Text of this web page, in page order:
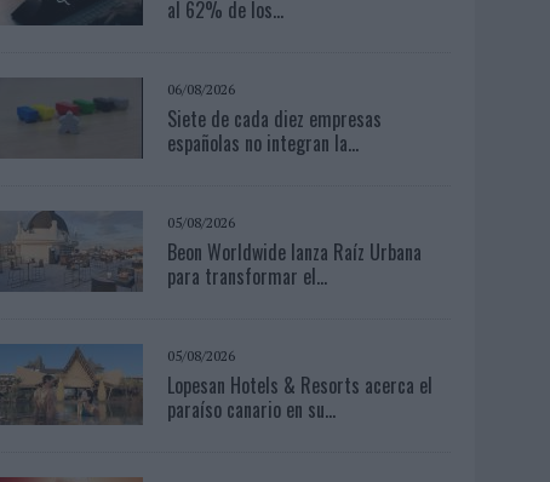
al 62% de los...
06/08/2026
Siete de cada diez empresas
españolas no integran la...
05/08/2026
Beon Worldwide lanza Raíz Urbana
para transformar el...
05/08/2026
Lopesan Hotels & Resorts acerca el
paraíso canario en su...